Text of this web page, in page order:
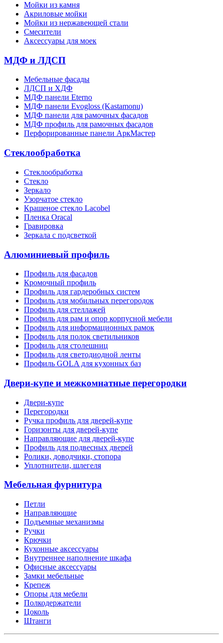
Мойки из камня
Акриловые мойки
Мойки из нержавеющей стали
Смесители
Аксессуары для моек
МДФ и ЛДСП
Мебельные фасады
ЛДСП и ХДФ
МДФ панели Eterno
МДФ панели Evogloss (Kastamonu)
МДФ панели для рамочных фасадов
МДФ профиль для рамочных фасадов
Перфорированные панели АркМастер
Стеклообработка
Стеклообработка
Стекло
Зеркало
Узорчатое стекло
Крашеное стекло Lacobel
Пленка Oracal
Гравировка
Зеркала с подсветкой
Алюминиевый профиль
Профиль для фасадов
Кромочный профиль
Профиль для гардеробных систем
Профиль для мобильных перегородок
Профиль для стеллажей
Профиль для рам и опор корпусной мебели
Профиль для информационных рамок
Профиль для полок светильников
Профиль для столешниц
Профиль для светодиодной ленты
Профиль GOLA для кухонных баз
Двери-купе и межкомнатные перегородки
Двери-купе
Перегородки
Ручка профиль для дверей-купе
Горизонты для дверей-купе
Направляющие для дверей-купе
Профиль для подвесных дверей
Ролики, доводчики, стопора
Уплотнители, шлегеля
Мебельная фурнитура
Петли
Направляющие
Подъемные механизмы
Ручки
Крючки
Кухонные аксессуары
Внутреннее наполнение шкафа
Офисные аксессуары
Замки мебельные
Крепеж
Опоры для мебели
Полкодержатели
Цоколь
Штанги